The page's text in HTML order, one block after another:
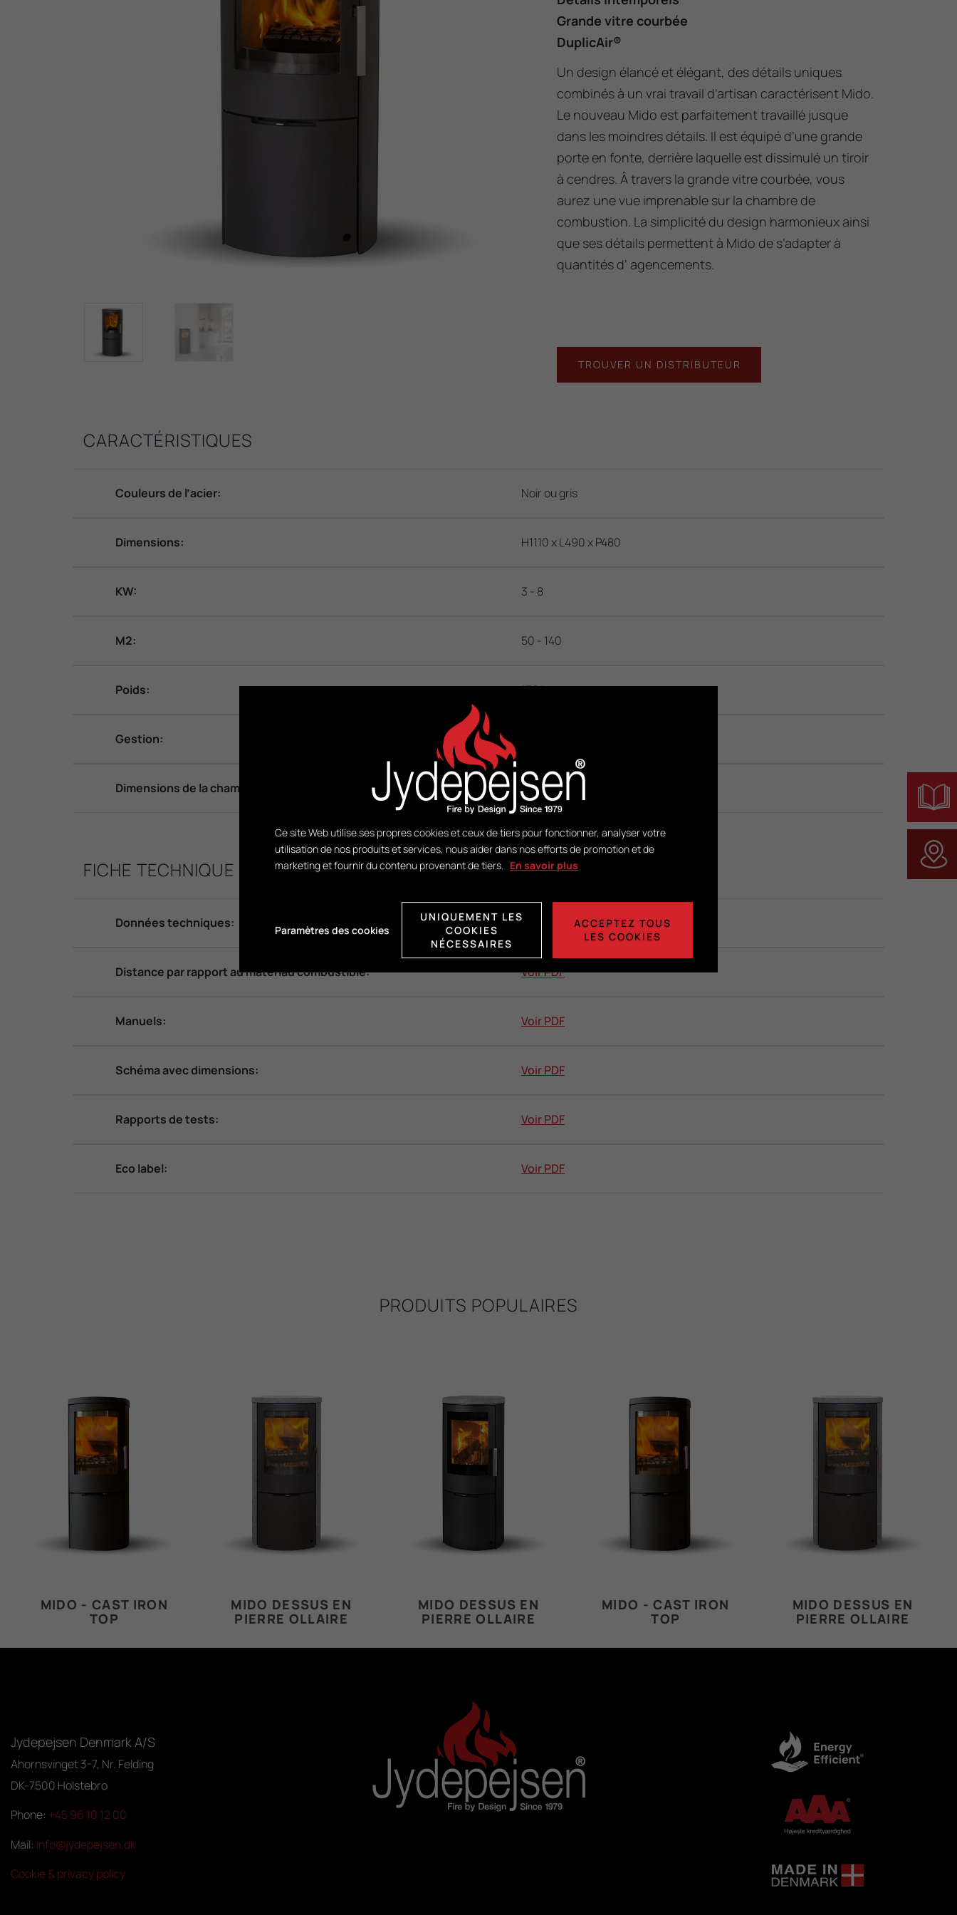
Grande vitre courbée
DuplicAir®
Un design élancé et élégant, des détails uniques
combinés à un vrai travail d’artisan caractérisent Mido.
Le nouveau Mido est parfaitement travaillé jusque
dans les moindres détails. Il est équipé d’une grande
porte en fonte, derrière laquelle est dissimulé un tiroir
à cendres. Â travers la grande vitre courbée, vous
aurez une vue imprenable sur la chambre de
combustion. La simplicité du design harmonieux ainsi
que ses détails permettent à Mido de s’adapter à
quantités d’ agencements.
TROUVER UN DISTRIBUTEUR
CARACTÉRISTIQUES
Couleurs de l’acier: Noir ou gris
Dimensions: H1110 x L490 x P480
KW: 3 - 8
M2: 50 - 140
Poids: 136 kg
Gestion:
Dimensions de la chambre de combustion: H415 x L365 x P325
FICHE TECHNIQUE
Données techniques: Voir PDF
Distance par rapport au matériau combustible: Voir PDF
Manuels: Voir PDF
Schéma avec dimensions: Voir PDF
Rapports de tests: Voir PDF
Eco label: Voir PDF
PRODUITS POPULAIRES
MIDO - CAST IRON
TOP
MIDO DESSUS EN
PIERRE OLLAIRE
MIDO DESSUS EN
PIERRE OLLAIRE
MIDO - CAST IRON
TOP
MIDO DESSUS EN
PIERRE OLLAIRE
Jydepejsen Denmark A/S
Ahornsvinget 3-7, Nr. Felding
DK-7500 Holstebro
Phone: +45 96 10 12 00
Mail: info@jydepejsen.dk
Cookie & privacy policy
Ce site Web utilise ses propres cookies et ceux de tiers pour fonctionner, analyser votre
utilisation de nos produits et services, nous aider dans nos efforts de promotion et de
marketing et fournir du contenu provenant de tiers. En savoir plus
Paramètres des cookies
UNIQUEMENT LES
COOKIES
NÉCESSAIRES
ACCEPTEZ TOUS
LES COOKIES